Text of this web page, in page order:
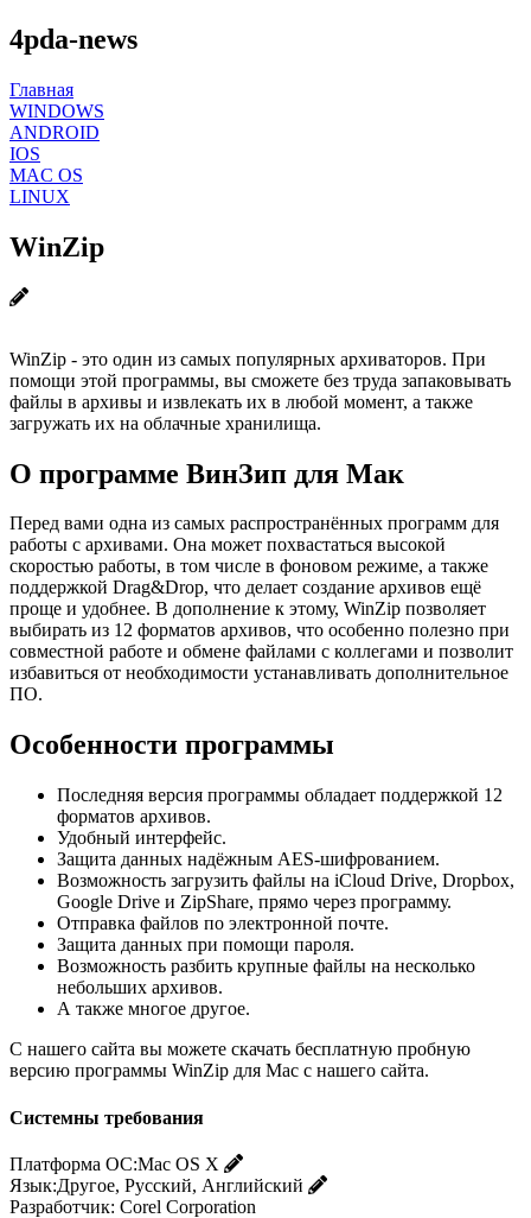
4pda-news
Главная
WINDOWS
ANDROID
IOS
MAC OS
LINUX
WinZip
WinZip - это один из самых популярных архиваторов. При
помощи этой программы, вы сможете без труда запаковывать
файлы в архивы и извлекать их в любой момент, а также
загружать их на облачные хранилища.
О программе ВинЗип для Мак
Перед вами одна из самых распространённых программ для
работы с архивами. Она может похвастаться высокой
скоростью работы, в том числе в фоновом режиме, а также
поддержкой Drag&Drop, что делает создание архивов ещё
проще и удобнее. В дополнение к этому, WinZip позволяет
выбирать из 12 форматов архивов, что особенно полезно при
совместной работе и обмене файлами с коллегами и позволит
избавиться от необходимости устанавливать дополнительное
ПО.
Особенности программы
Последняя версия программы обладает поддержкой 12
форматов архивов.
Удобный интерфейс.
Защита данных надёжным AES-шифрованием.
Возможность загрузить файлы на iCloud Drive, Dropbox,
Google Drive и ZipShare, прямо через программу.
Отправка файлов по электронной почте.
Защита данных при помощи пароля.
Возможность разбить крупные файлы на несколько
небольших архивов.
А также многое другое.
С нашего сайта вы можете скачать бесплатную пробную
версию программы WinZip для Mac с нашего сайта.
Системны требования
Платформа ОС:Mac OS X
Язык:Другое, Русский, Английский
Разработчик: Corel Corporation